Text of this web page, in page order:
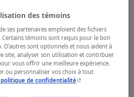
des témoins
ses partenaires emploient des fichiers
Certains témoins sont requis pour le bon
sont optionnels et nous aident à
site, analyser son utilisation et contribuer
vous offrir une meilleure expérience.
ou personnaliser vos choix à tout
de confidentialité- Cet hyperlien